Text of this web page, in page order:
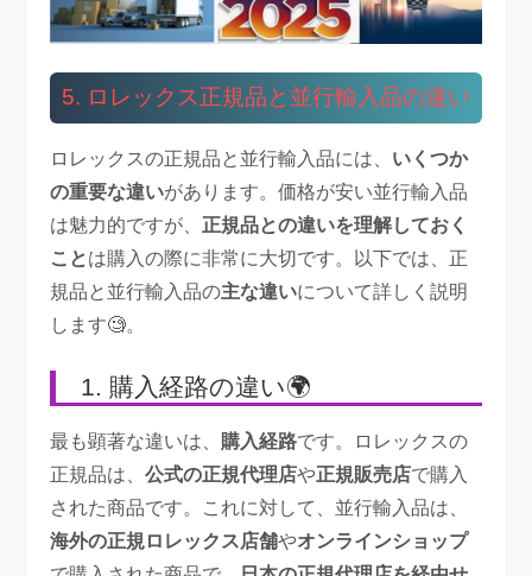
5. ロレックス正規品と並行輸入品の違い
ロレックスの正規品と並行輸入品には、 いくつか
の重要な違いがあります。価格が安い並行輸入品
は魅力的ですが、 正規品との違いを理解しておく
ことは購入の際に非常に大切です。以下では、正
規品と並行輸入品の主な違いについて詳しく説明
します🧐。
1. 購入経路の違い🌍
最も顕著な違いは、 購入経路です。ロレックスの
正規品は、公式の正規代理店や正規販売店で購入
された商品です。これに対して、並行輸入品は、
海外の正規ロレックス店舗やオンラインショップ